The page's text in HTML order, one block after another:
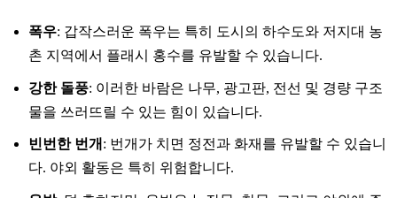
폭우: 갑작스러운 폭우는 특히 도시의 하수도와 저지대 농
촌 지역에서 플래시 홍수를 유발할 수 있습니다.
강한 돌풍: 이러한 바람은 나무, 광고판, 전선 및 경량 구조
물을 쓰러뜨릴 수 있는 힘이 있습니다.
빈번한 번개 : 번개가 치면 정전과 화재를 유발할 수 있습니
다. 야외 활동은 특히 위험합니다.